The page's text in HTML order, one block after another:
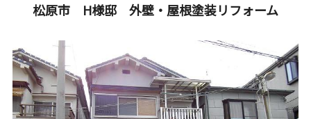
松原市 H様邸 外壁・屋根塗装リフォーム